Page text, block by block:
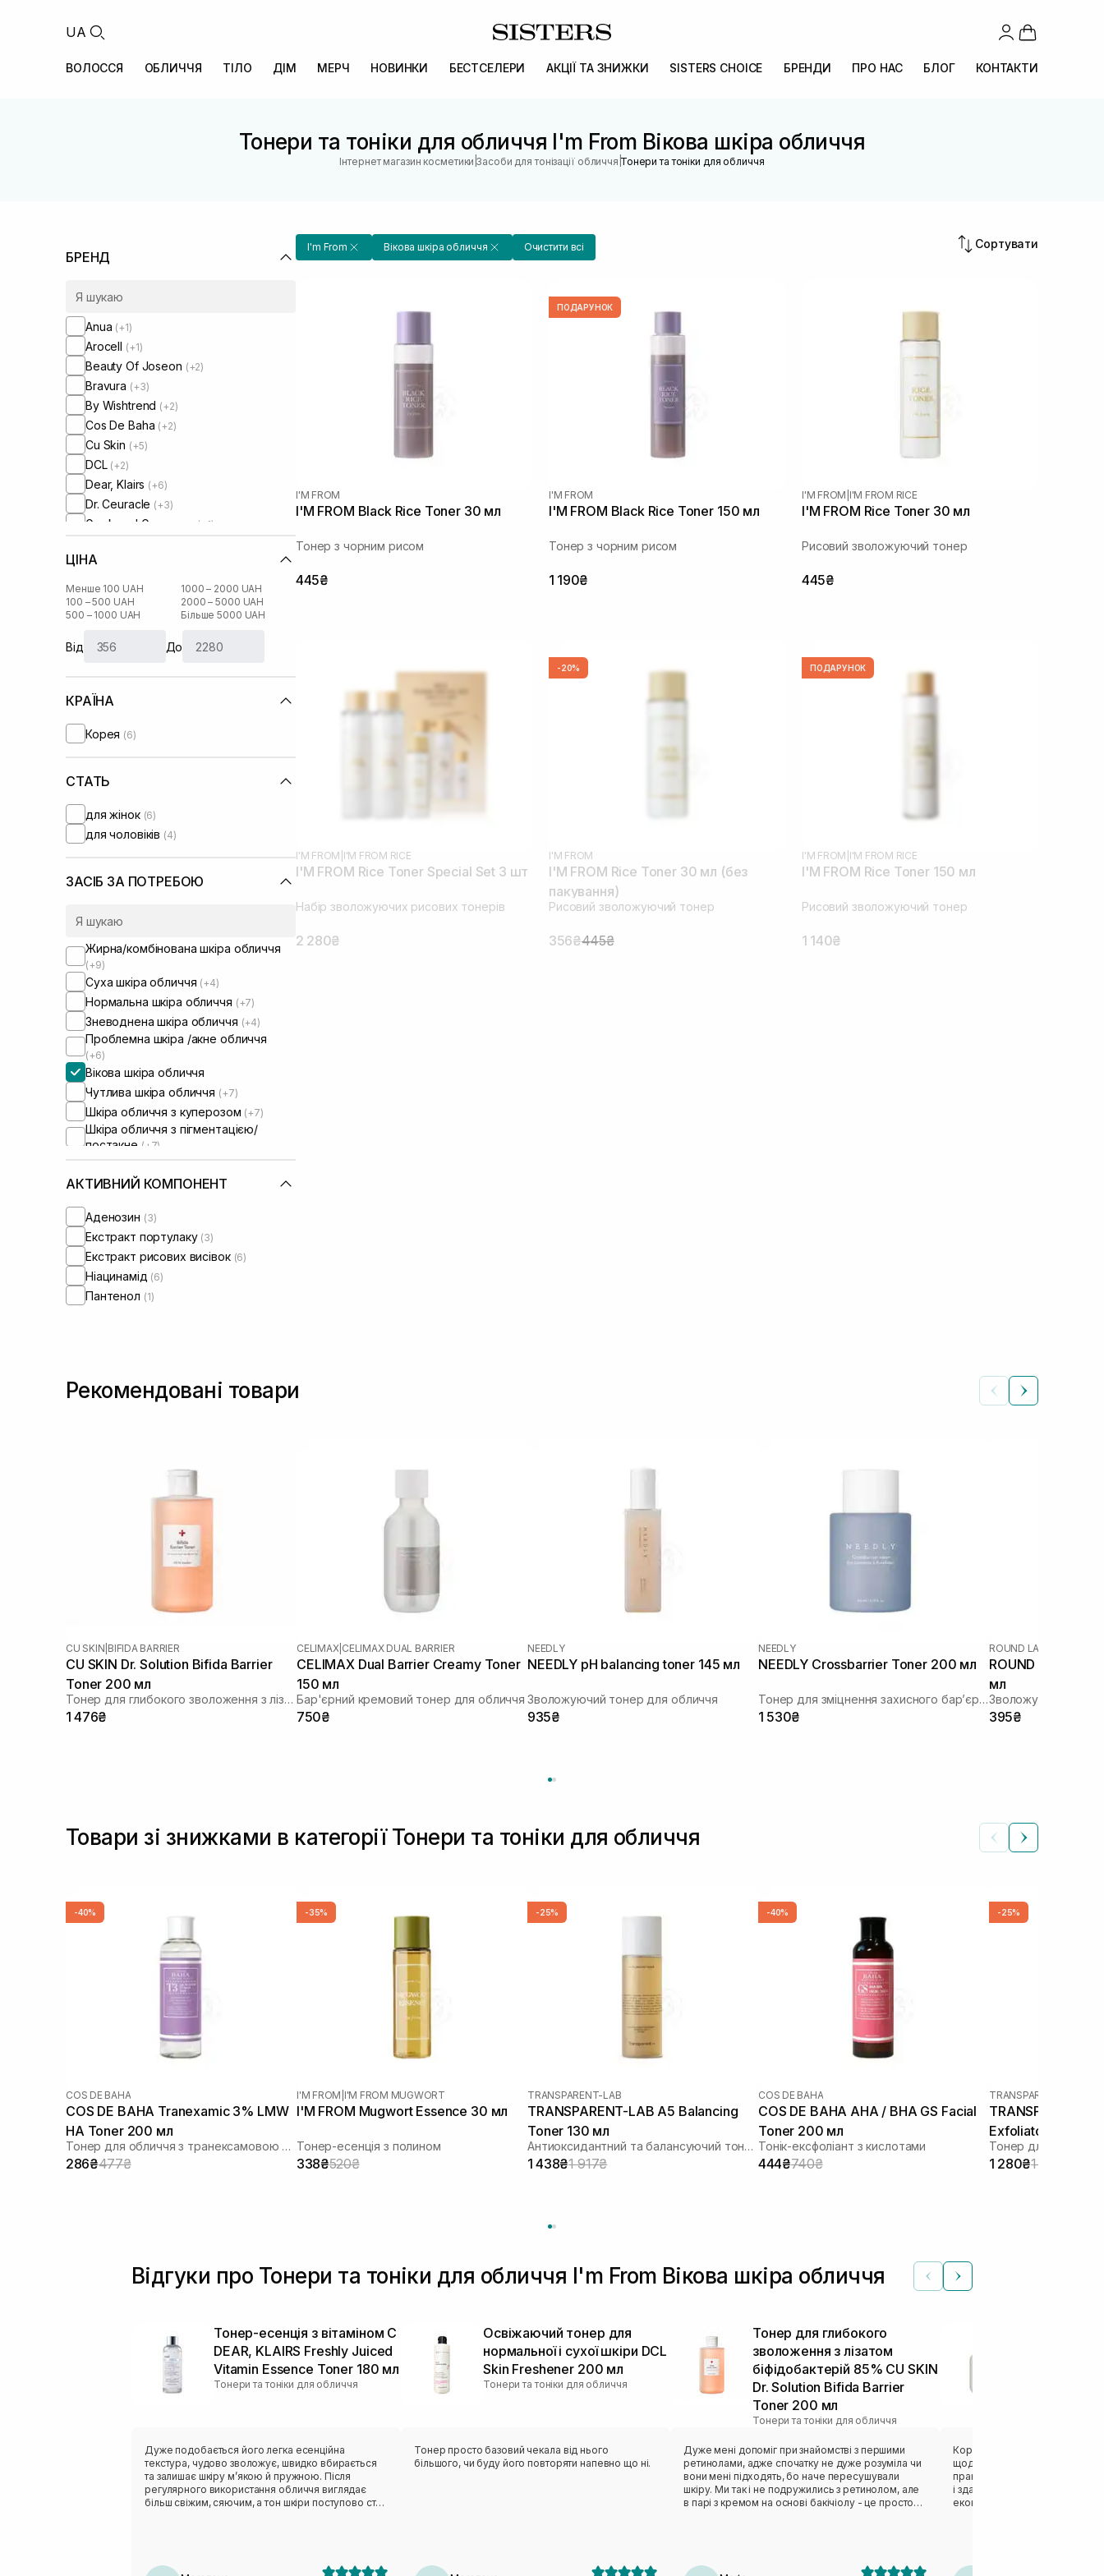
UA
ВОЛОССЯ ОБЛИЧЧЯ ТІЛО ДІМ МЕРЧ НОВИНКИ БЕСТСЕЛЕРИ АКЦІЇ ТА ЗНИЖКИ SISTERS CHOICE БРЕНДИ ПРО НАС БЛОГ КОНТАКТИ
Тонери та тоніки для обличчя I'm From Вікова шкіра обличчя
Інтернет магазин косметики |Засоби для тонізації обличчя |Тонери та тоніки для обличчя
БРЕНД
Anua (+1)
Arocell (+1)
Beauty Of Joseon (+2)
Bravura (+3)
By Wishtrend (+2)
Cos De Baha (+2)
Cu Skin (+5)
DCL (+2)
Dear, Klairs (+6)
Dr. Ceuracle (+3)
Geek and Gorgeous (+1)
Instytutum
Manyo Factory (+5)
Medicube
Medik8 (+5)
Needly
Question and Answer
Rejuran
Round Lab
Skin1004(+2)
Transparent-Lab
ЦІНА
Менше 100 UAH
100 – 500 UAH
500 – 1000 UAH
1000 – 2000 UAH
2000 – 5000 UAH
Більше 5000 UAH
Від До
КРАЇНА
Корея (6)
СТАТЬ
для жінок (6)
для чоловіків (4)
ЗАСІБ ЗА ПОТРЕБОЮ
Жирна/комбінована шкіра обличчя
(+9)
Суха шкіра обличчя (+4)
Нормальна шкіра обличчя (+7)
Зневоднена шкіра обличчя (+4)
Проблемна шкіра /акне обличчя
(+6)
Вікова шкіра обличчя
Чутлива шкіра обличчя (+7)
Шкіра обличчя з куперозом (+7)
Шкіра обличчя з пігментацією/
постакне (+7)
Шкіра обличчя з розширеними
порами(+5)
Шкіра обличчя з порушеним
Шкіра обличчя з порушеним
мікробіомом(+4)
АКТИВНИЙ КОМПОНЕНТ
Аденозин (3)
Екстракт портулаку (3)
Екстракт рисових висівок (6)
Ніацинамід (6)
Пантенол (1)
I'm From Вікова шкіра обличчя Очистити всі Сортувати
I'M FROM
I'M FROM Black Rice Toner 30 мл
Тонер з чорним рисом
445₴
ПОДАРУНОК
I'M FROM
I'M FROM Black Rice Toner 150 мл
Тонер з чорним рисом
1 190₴
I'M FROM I'M FROM RICE
I'M FROM Rice Toner 30 мл
Рисовий зволожуючий тонер
445₴
I'M FROM I'M FROM RICE
I'M FROM Rice Toner Special Set 3 шт
Набір зволожуючих рисових тонерів
2 280₴
-20%
I'M FROM
I'M FROM Rice Toner 30 мл (без
пакування)
Рисовий зволожуючий тонер
356₴445₴
ПОДАРУНОК
I'M FROM I'M FROM RICE
I'M FROM Rice Toner 150 мл
Рисовий зволожуючий тонер
1 140₴
Рекомендовані товари
CU SKIN BIFIDA BARRIER
CU SKIN Dr. Solution Bifida Barrier
Toner 200 мл
Тонер для глибокого зволоження з лізатом біфідобактерій 85%
1 476₴
CELIMAX CELIMAX DUAL BARRIER
CELIMAX Dual Barrier Creamy Toner
150 мл
Бар'єрний кремовий тонер для обличчя
750₴
NEEDLY
NEEDLY pH balancing toner 145 мл
Зволожуючий тонер для обличчя
935₴
NEEDLY
NEEDLY Crossbarrier Toner 200 мл
Тонер для зміцнення захисного бар’єру з керамідами та пантенолом
1 530₴
ROUND LAB
ROUND LAB
мл
Зволожуючий
395₴
Товари зі знижками в категорії Тонери та тоніки для обличчя
-40%
COS DE BAHA
COS DE BAHA Tranexamic 3% LMW
HA Toner 200 мл
Тонер для обличчя з транексамовою кислотою
286₴477₴
-35%
I'M FROM I'M FROM MUGWORT
I'M FROM Mugwort Essence 30 мл
Тонер-есенція з полином
338₴520₴
-25%
TRANSPARENT-LAB
TRANSPARENT-LAB A5 Balancing
Toner 130 мл
Антиоксидантний та балансуючий тонер
1 438₴1 917₴
-40%
COS DE BAHA
COS DE BAHA AHA / BHA GS Facial
Toner 200 мл
Тонік-ексфоліант з кислотами
444₴740₴
-25%
TRANSPARENT-LAB
TRANSPARENT-
Exfoliator 130 мл
Тонер для
1 280₴1 707₴
Відгуки про Тонери та тоніки для обличчя I'm From Вікова шкіра обличчя
Тонер-есенція з вітаміном C
DEAR, KLAIRS Freshly Juiced
Vitamin Essence Toner 180 мл
Тонери та тоніки для обличчя
Дуже подобається його легка есенційна
текстура, чудово зволожує, швидко вбирається
та залишає шкіру м’якою й пружною. Після
регулярного використання обличчя виглядає
більш свіжим, сяючим, а тон шкіри поступово стає
Освіжаючий тонер для
нормальної і сухої шкіри DCL
Skin Freshener 200 мл
Тонери та тоніки для обличчя
Тонер просто базовий чекала від нього
більшого, чи буду його повторяти напевно що ні.
Тонер для глибокого
зволоження з лізатом
біфідобактерій 85% CU SKIN
Dr. Solution Bifida Barrier
Toner 200 мл
Тонери та тоніки для обличчя
Дуже мені допоміг при знайомстві з першими
ретинолами, адже спочатку не дуже розуміла чи
вони мені підходять, бо наче пересушували
шкіру. Ми так і не подружились з ретинолом, але
в парі з кремом на основі бакічіолу - це просто
Користуюся цим тонером вже
щодня — вранці та ввечері, і я
практично не закінчується
і здається, що він якийсь
економний у використанні.
швидко, не залишає липкості,